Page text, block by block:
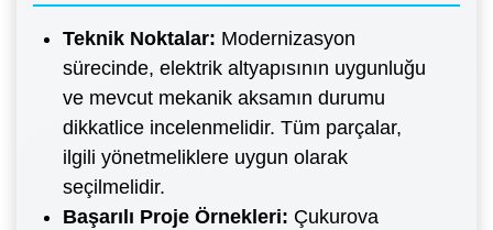
Teknik Noktalar: Modernizasyon
sürecinde, elektrik altyapısının uygunluğu
ve mevcut mekanik aksamın durumu
dikkatlice incelenmelidir. Tüm parçalar,
ilgili yönetmeliklere uygun olarak
seçilmelidir.
Başarılı Proje Örnekleri: Çukurova